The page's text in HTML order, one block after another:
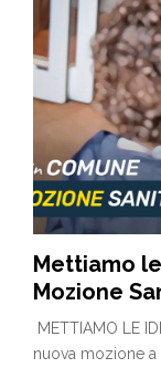
Mettiamo
Mozione
METTIAMO LE
nuova mozione